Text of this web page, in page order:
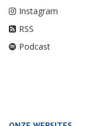
Instagram
RSS
Podcast